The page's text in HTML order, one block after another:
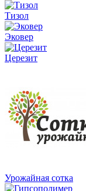
Тизол
Эковер
Церезит
Урожайная сотка